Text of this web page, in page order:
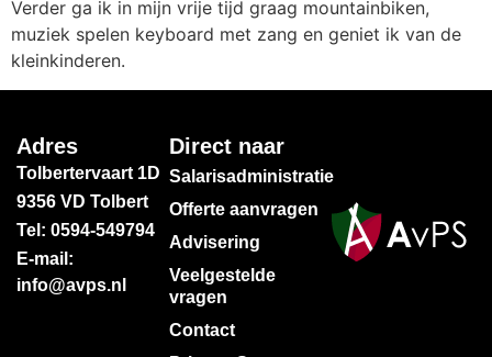
Verder ga ik in mijn vrije tijd graag mountainbiken,
muziek spelen keyboard met zang en geniet ik van de
kleinkinderen.
Adres
Tolbertervaart 1D
9356 VD Tolbert
Tel: 0594-549794
E-mail:
info@avps.nl
Direct naar
Salarisadministratie
Offerte aanvragen
Advisering
Veelgestelde
vragen
Contact